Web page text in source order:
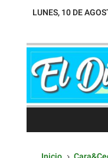
LUNES, 10 DE
Inicio